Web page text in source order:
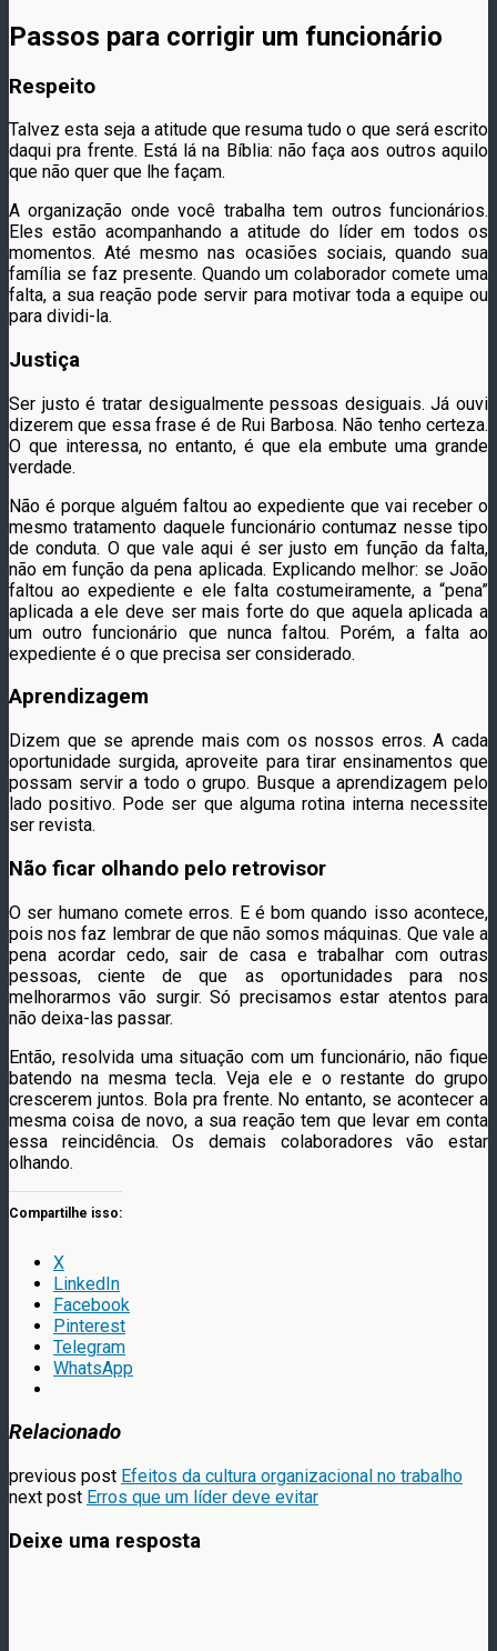
Passos para corrigir um funcionário
Respeito
Talvez esta seja a atitude que resuma tudo o que será escrito
daqui pra frente. Está lá na Bíblia: não faça aos outros aquilo
que não quer que lhe façam.
A organização onde você trabalha tem outros funcionários.
Eles estão acompanhando a atitude do líder em todos os
momentos. Até mesmo nas ocasiões sociais, quando sua
família se faz presente. Quando um colaborador comete uma
falta, a sua reação pode servir para motivar toda a equipe ou
para dividi-la.
Justiça
Ser justo é tratar desigualmente pessoas desiguais. Já ouvi
dizerem que essa frase é de Rui Barbosa. Não tenho certeza.
O que interessa, no entanto, é que ela embute uma grande
verdade.
Não é porque alguém faltou ao expediente que vai receber o
mesmo tratamento daquele funcionário contumaz nesse tipo
de conduta. O que vale aqui é ser justo em função da falta,
não em função da pena aplicada. Explicando melhor: se João
faltou ao expediente e ele falta costumeiramente, a “pena”
aplicada a ele deve ser mais forte do que aquela aplicada a
um outro funcionário que nunca faltou. Porém, a falta ao
expediente é o que precisa ser considerado.
Aprendizagem
Dizem que se aprende mais com os nossos erros. A cada
oportunidade surgida, aproveite para tirar ensinamentos que
possam servir a todo o grupo. Busque a aprendizagem pelo
lado positivo. Pode ser que alguma rotina interna necessite
ser revista.
Não ficar olhando pelo retrovisor
O ser humano comete erros. E é bom quando isso acontece,
pois nos faz lembrar de que não somos máquinas. Que vale a
pena acordar cedo, sair de casa e trabalhar com outras
pessoas, ciente de que as oportunidades para nos
melhorarmos vão surgir. Só precisamos estar atentos para
não deixa-las passar.
Então, resolvida uma situação com um funcionário, não fique
batendo na mesma tecla. Veja ele e o restante do grupo
crescerem juntos. Bola pra frente. No entanto, se acontecer a
mesma coisa de novo, a sua reação tem que levar em conta
essa reincidência. Os demais colaboradores vão estar
olhando.
Compartilhe isso:
X
LinkedIn
Facebook
Pinterest
Telegram
WhatsApp
Relacionado
previous post Efeitos da cultura organizacional no trabalho
next post Erros que um líder deve evitar
Deixe uma resposta